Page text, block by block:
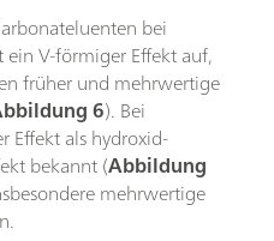
bei
V-förmiger Effekt auf,
früher und mehrwertige
6). Bei
Effekt als hydroxid-
bekannt (Abbildung
mehrwertige